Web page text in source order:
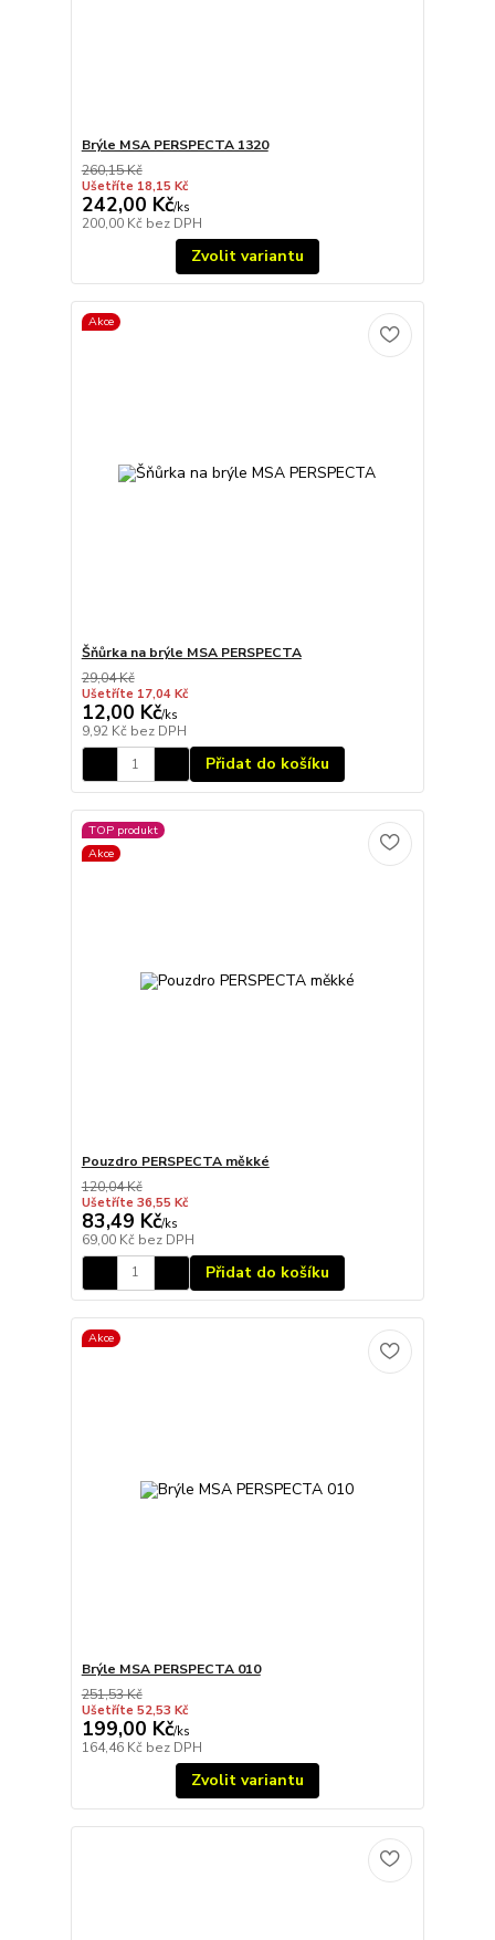
Brýle MSA PERSPECTA 1320
260,15 Kč
Ušetříte 18,15 Kč
242,00 Kč/ks
200,00 Kč bez DPH
Zvolit variantu
Akce
Šňůrka na brýle MSA PERSPECTA
29,04 Kč
Ušetříte 17,04 Kč
12,00 Kč/ks
9,92 Kč bez DPH
Přidat do košíku
TOP produkt
Akce
Pouzdro PERSPECTA měkké
120,04 Kč
Ušetříte 36,55 Kč
83,49 Kč/ks
69,00 Kč bez DPH
Přidat do košíku
Akce
Brýle MSA PERSPECTA 010
251,53 Kč
Ušetříte 52,53 Kč
199,00 Kč/ks
164,46 Kč bez DPH
Zvolit variantu